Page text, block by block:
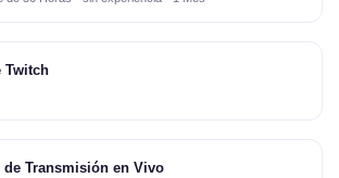
Twitch
Transmisión en Vivo